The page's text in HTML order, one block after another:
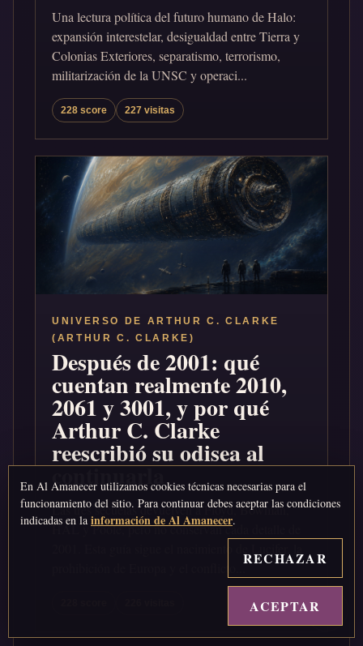
Una lectura política del futuro humano de Halo:
expansión interestelar, desigualdad entre Tierra y
Colonias Exteriores, separatismo, terrorismo,
militarización de la UNSC y operaci...
228 score 227 visitas
UNIVERSO DE ARTHUR C. CLARKE
(ARTHUR C. CLARKE)
Después de 2001: qué
cuentan realmente 2010,
2061 y 3001, y por qué
Arthur C. Clarke
reescribió su odisea al
continuarla
Las tres secuelas devuelven a Floyd, Bowman,
HAL y Poole, pero no conservan cada detalle de
prohibición de Europa y el conflicto...
En Al Amanecer utilizamos cookies técnicas necesarias para el
funcionamiento del sitio. Para continuar debes aceptar las condiciones
indicadas en la información de Al Amanecer.
RECHAZAR
ACEPTAR